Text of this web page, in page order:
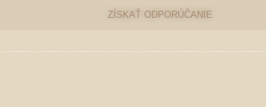
ZÍSKAŤ ODPORÚČANIE